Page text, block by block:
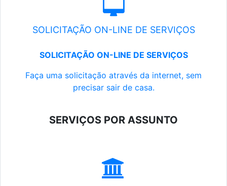
SOLICITAÇÃO ON-LINE DE SERVIÇOS
SOLICITAÇÃO ON-LINE DE SERVIÇOS
Faça uma solicitação através da internet, sem
precisar sair de casa.
SERVIÇOS POR ASSUNTO